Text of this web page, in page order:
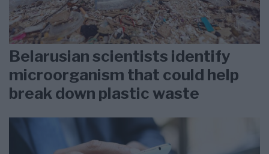
Belarusian scientists identify
microorganism that could help
break down plastic waste